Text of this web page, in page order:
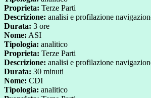
Proprieta: Terze Parti
Descrizione: analisi e profilazione
Durata: 3 ore
Nome: ASI
Tipologia: analitico
Proprieta: Terze Parti
Descrizione: analisi e profilazione
Durata: 30 minuti
Nome: CDI
Tipologia: analitico